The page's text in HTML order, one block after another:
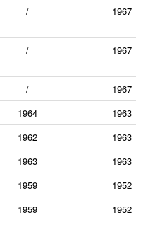
/ 1967
/ 1967
/
1967
1964
1963
1962
1963
1963
1963
1959
1952
1959 1952